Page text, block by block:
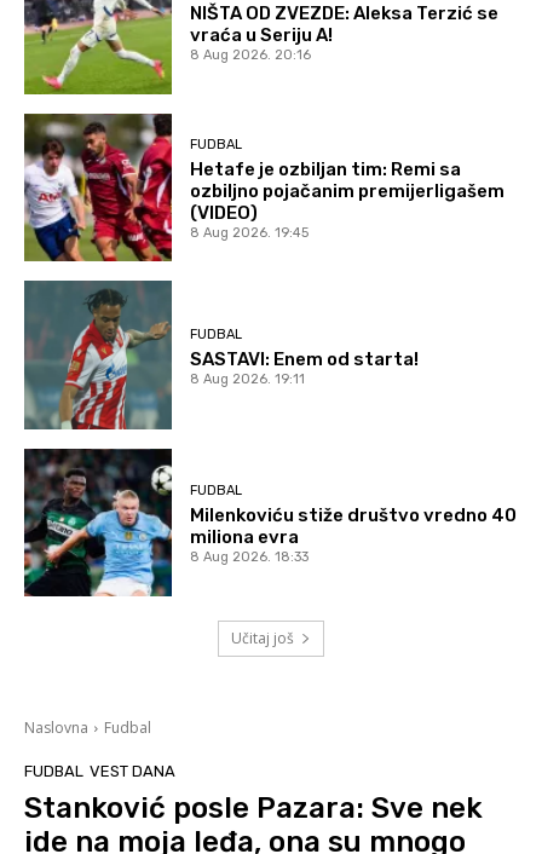
NIŠTA OD ZVEZDE: Aleksa Terzić se
vraća u Seriju A!
8 Aug 2026. 20:16
FUDBAL
Hetafe je ozbiljan tim: Remi sa
ozbiljno pojačanim premijerligašem
(VIDEO)
8 Aug 2026. 19:45
FUDBAL
SASTAVI: Enem od starta!
8 Aug 2026. 19:11
FUDBAL
Milenkoviću stiže društvo vredno 40
miliona evra
8 Aug 2026. 18:33
Učitaj još